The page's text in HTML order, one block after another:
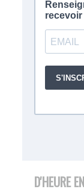
D'HEURE